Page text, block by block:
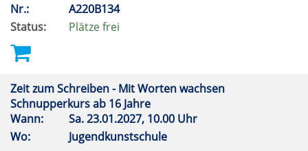
Nr.:
A220B134
Status:
Plätze frei
Zeit zum Schreiben - Mit Worten wachsen
Schnupperkurs ab 16 Jahre
Wann:
Sa.23.01.2027, 10.00 Uhr
Wo:
Jugendkunstschule